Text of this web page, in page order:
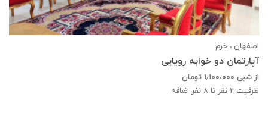
اصفهان ، خرم
آپارتمان دو خوابه رویایی
از شبی ۱٫۱۰۰٫۰۰۰ تومان
ظرفیت 2 نفر تا 8 نفر اضافه